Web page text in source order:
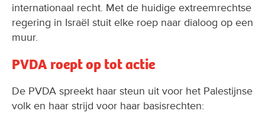
internationaal recht. Met de huidige extreemrechtse
regering in Israël stuit elke roep naar dialoog op een
muur.
PVDA roept op tot actie
De PVDA spreekt haar steun uit voor het Palestijnse
volk en haar strijd voor haar basisrechten: